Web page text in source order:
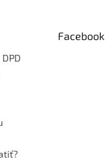
Facebook